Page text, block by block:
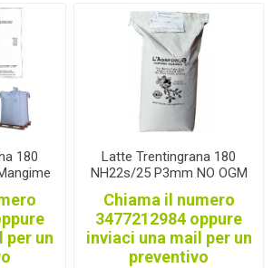
180
per la
da
per un
Latte Trentingrana 180
NH22s/25 P3mm NO OGM
Mangime per vacche da
latte conforme alle norme
per la produzione di latte da
TRENTINGRANA
Chiama il numero
3477212984 oppure
inviaci una mail per un
preventivo